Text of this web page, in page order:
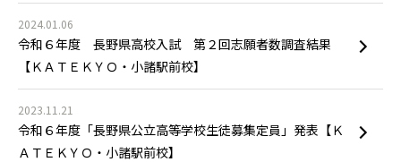
2024.01.06
令和６年度 長野県高校入試 第２回志願者数調査結果
【ＫＡＴＥＫＹＯ・小諸駅前校】
2023.11.21
令和６年度「長野県公立高等学校生徒募集定員」発表【Ｋ
ＡＴＥＫＹＯ・小諸駅前校】